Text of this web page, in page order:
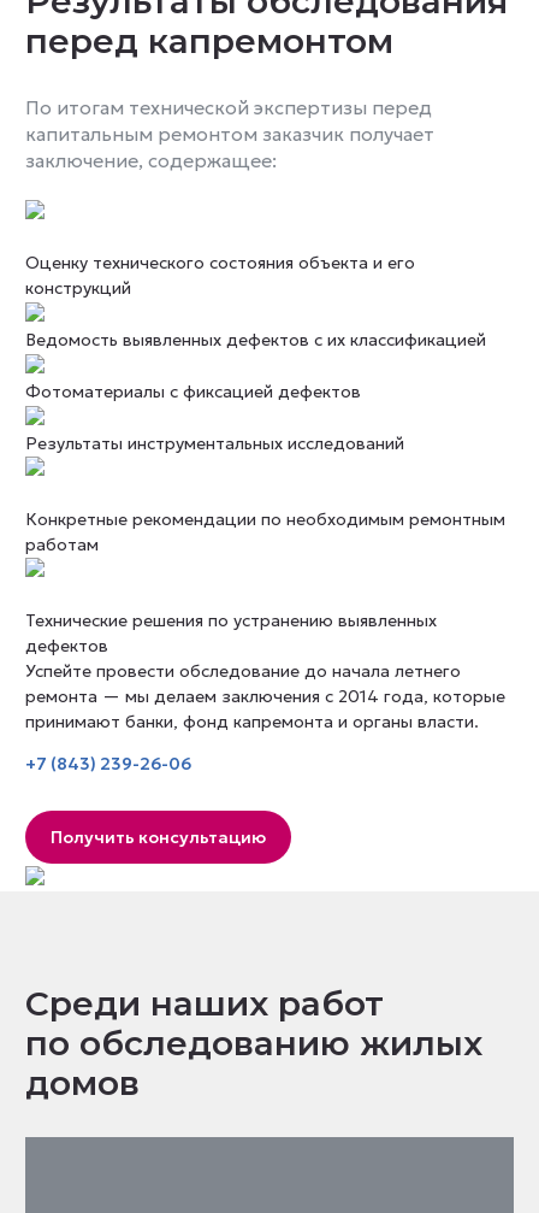
перед капремонтом
По итогам технической экспертизы перед
капитальным ремонтом заказчик получает
заключение, содержащее:
Оценку технического состояния объекта и его
конструкций
Ведомость выявленных дефектов с их классификацией
Фотоматериалы с фиксацией дефектов
Результаты инструментальных исследований
Конкретные рекомендации по необходимым ремонтным
работам
Технические решения по устранению выявленных
дефектов
Успейте провести обследование до начала летнего
ремонта — мы делаем заключения с 2014 года, которые
принимают банки, фонд капремонта и органы власти.
+7 (843) 239-26-06
Получить консультацию
Среди наших работ
по обследованию жилых
домов